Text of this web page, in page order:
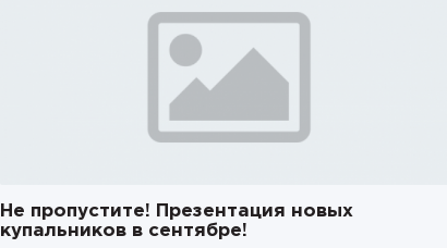
Не пропустите! Презентация новых
купальников в сентябре!